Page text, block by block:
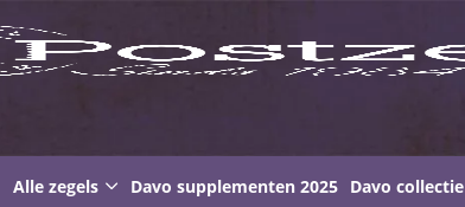
Alle zegels Davo supplementen 2025 Davo collectie